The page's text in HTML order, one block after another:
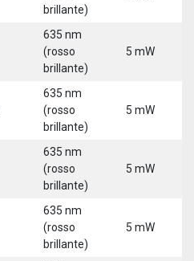
brillante)
635 nm
(rosso
brillante)
5 mW
635 nm
(rosso
brillante)
5 mW
635 nm
(rosso
brillante)
5 mW
635 nm
(rosso
brillante)
5 mW